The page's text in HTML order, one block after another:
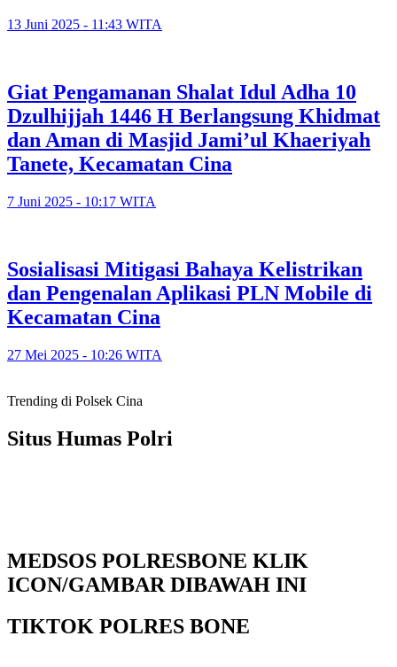
13 Juni 2025 - 11:43 WITA
Giat Pengamanan Shalat Idul Adha 10
Dzulhijjah 1446 H Berlangsung Khidmat
dan Aman di Masjid Jami’ul Khaeriyah
Tanete, Kecamatan Cina
7 Juni 2025 - 10:17 WITA
Sosialisasi Mitigasi Bahaya Kelistrikan
dan Pengenalan Aplikasi PLN Mobile di
Kecamatan Cina
27 Mei 2025 - 10:26 WITA
Trending di Polsek Cina
Situs Humas Polri
MEDSOS POLRESBONE KLIK
ICON/GAMBAR DIBAWAH INI
TIKTOK POLRES BONE